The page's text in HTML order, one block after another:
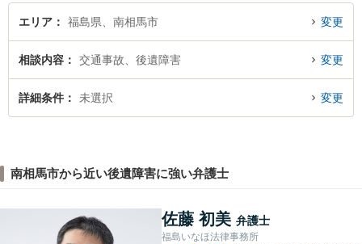
エリア 福島県、南相馬市 変更
相談内容 交通事故、後遺障害 変更
詳細条件 未選択 変更
南相馬市から近い後遺障害に強い弁護士
佐藤 初美 弁護士
福島いなほ法律事務所